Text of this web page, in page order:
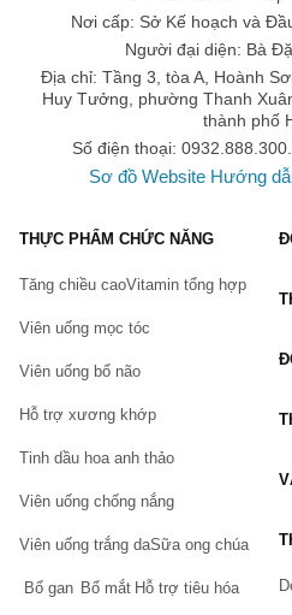
Với nhiều năm kinh nghiệm trong
tăng cân chính hãng , Chiaki.vn
những sản phẩm chính hãng,
nhiều ưu đãi hấp dẫn. Chiaki.vn
thanh toán tận nơi, cam kết hoàn
Nếu bạn đang tìm kiếm một địa chỉ
giá tốt, Chiaki.vn là một
thương hiệu nổi tiếng với mức giá
Bạn có thể mua trực tiếp trên
hotline:
Website: Chiaki.vn
Hotline: 0932.888.300
Địa chỉ: Tầng 3, tòa A,
Nguyễn Huy Tưởng,
Xuân, Hà Nội.
Khi mua các sản phẩm hỗ trợ
Nơi cấp: Sở Kế hoạch và
Người đại diện: Bà
Địa chỉ: Tầng 3, tòa A, Hoành
Huy Tưởng, phường Thanh
thành phố
Số điện thoại:
Sơ đồ Website Hướng
THỰC PHẨM CHỨC NĂNG
Tăng chiều caoVitamin tổng hợp
Viên uống mọc tóc
Viên uống bổ não
Hỗ trợ xương khớp
Tinh dầu hoa anh thảo
Viên uống chống nắng
Viên uống trắng daSữa ong chúa
Bổ gan Bổ mắt Hỗ trợ tiêu hóa